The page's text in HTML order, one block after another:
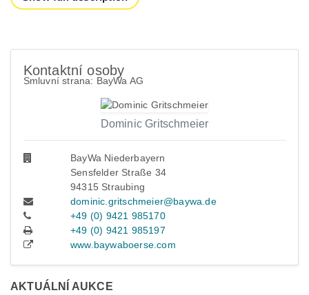
Kontaktní osoby
Smluvní strana: BayWa AG
Dominic Gritschmeier
BayWa Niederbayern
Sensfelder Straße 34
94315 Straubing
dominic.gritschmeier@baywa.de
+49 (0) 9421 985170
+49 (0) 9421 985197
www.baywaboerse.com
AKTUÁLNÍ AUKCE